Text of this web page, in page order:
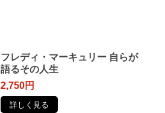
フレディ・マーキュリー ⾃らが
語るその⼈⽣
2,750円
詳しく見る